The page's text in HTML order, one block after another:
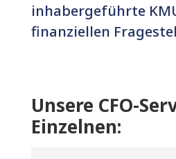
inhabergeführte
finanziellen
Unsere CFO-
Einzelnen: